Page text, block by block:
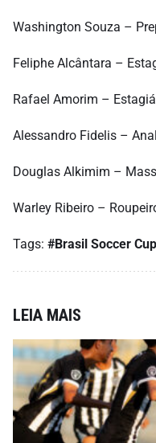
Washington Souza –
Feliphe Alcântara –
Rafael Amorim –
Alessandro Fidelis –
Douglas Alkimim –
Warley Ribeiro –
Tags: #Brasil Soccer
LEIA MAIS